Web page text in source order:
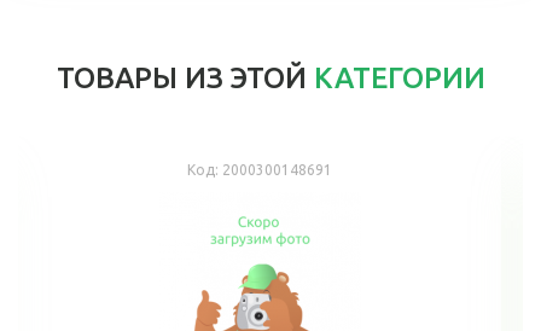
ТОВАРЫ ИЗ ЭТОЙ КАТЕГОРИИ
Код: 2000300148691